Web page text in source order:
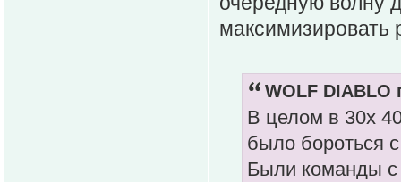
максимизировать
WOLF DIABLO
В целом в 30х
было бороться
Были команды с